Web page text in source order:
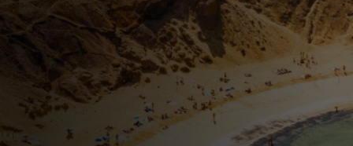
Voos + Hotel
Pacotes de Férias
Disneyland ® Paris
Escapadinhas